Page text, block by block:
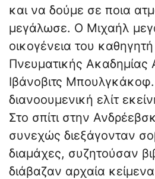
και να δούμε σε ποια
μεγάλωσε. Ο Μιχαήλ
οικογένεια του
Πνευματικής Ακαδημίας
Ιβάνοβιτς
διανοουμενική ελίτ
Στο σπίτι στην
συνεχώς διεξάγονταν
διαμάχες, συζητούσαν
διάβαζαν αρχαία